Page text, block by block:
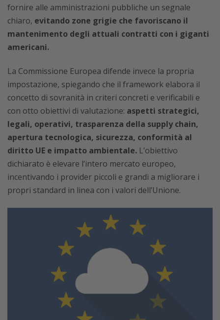
fornire alle amministrazioni pubbliche un segnale
chiaro, evitando zone grigie che favoriscano il
mantenimento degli attuali contratti con i giganti
americani.
La Commissione Europea difende invece la propria
impostazione, spiegando che il framework elabora il
concetto di sovranità in criteri concreti e verificabili e
con otto obiettivi di valutazione: aspetti strategici,
legali, operativi, trasparenza della supply chain,
apertura tecnologica, sicurezza, conformità al
diritto UE e impatto ambientale. L’obiettivo
dichiarato è elevare l’intero mercato europeo,
incentivando i provider piccoli e grandi a migliorare i
propri standard in linea con i valori dell’Unione.